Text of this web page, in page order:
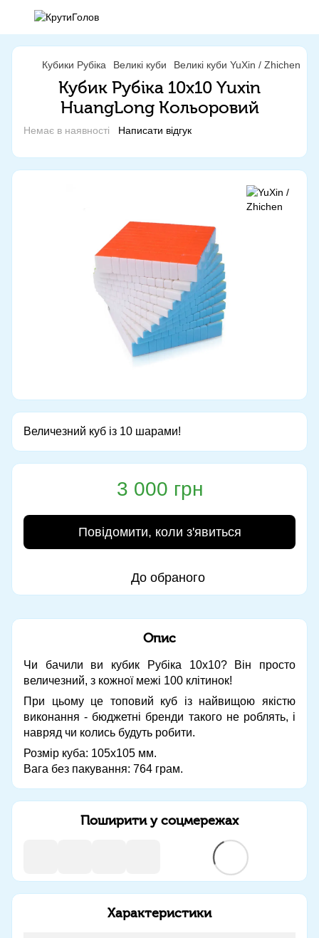
Кубики Рубіка Великі куби Великі куби YuXin / Zhichen
Кубик Рубіка 10х10 Yuxin
HuangLong Кольоровий
Немає в наявності Написати відгук
Величезний куб із 10 шарами!
3 000 грн
Повідомити, коли з'явиться
До обраного
Опис
Чи бачили ви кубик Рубіка 10х10? Він просто
величезний, з кожної межі 100 клітинок!
При цьому це топовий куб із найвищою якістю
виконання - бюджетні бренди такого не роблять, і
навряд чи колись будуть робити.
Розмір куба: 105х105 мм.
Вага без пакування: 764 грам.
Поширити у соцмережах
Характеристики